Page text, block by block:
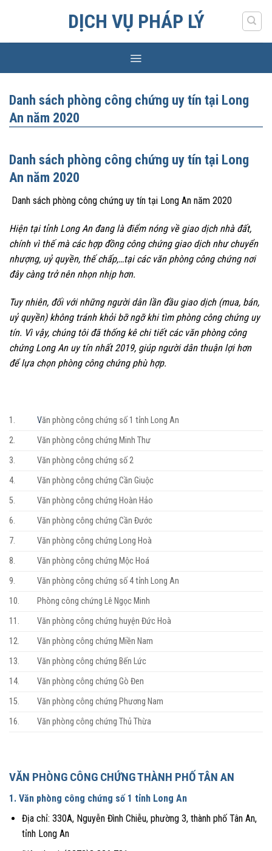
DỊCH VỤ PHÁP LÝ
Danh sách phòng công chứng uy tín tại Long
An năm 2020
Danh sách phòng công chứng uy tín tại Long
An năm 2020
Danh sách phòng công chứng uy tín tại Long An năm 2020
Hiện tại tỉnh Long An đang là điểm nóng về giao dịch nhà đất,
chính vì thế mà các hợp đồng công chứng giao dịch như chuyển
nhượng, uỷ quyền, thế chấp,…tại các văn phòng công chứng nơi
đây càng trở nên nhọn nhịp hơn.
Tuy nhiên, đối với những người dân lần đầu giao dịch (mua, bán,
uỷ quyền) không tránh khỏi bỡ ngỡ khi tìm phòng công chứng uy
tín. Vì vậy, chúng tôi đã thống kê chi tiết các văn phòng công
chứng Long An uy tín nhất 2019, giúp người dân thuận lợi hơn
để lựa chọn phòng công chứng phù hợp.
1. Văn phòng công chứng số 1 tỉnh Long An
2.
Văn phòng công chứng Minh Thư
3.
Văn phòng công chứng số 2
4.
Văn phòng công chứng Cần Giuộc
5.
Văn phòng công chứng Hoàn Hảo
6.
Văn phòng công chứng Cần Đước
7.
Văn phòng công chứng Long Hoà
8.
Văn phòng công chứng Mộc Hoá
9.
Văn phòng công chứng số 4 tỉnh Long An
10.
Phòng công chứng Lê Ngọc Minh
11.
Văn phòng công chứng huyện Đức Hoà
12.
Văn phòng công chứng Miền Nam
13.
Văn phòng công chứng Bến Lức
14.
Văn phòng công chứng Gò Đen
15.
Văn phòng công chứng Phương Nam
16.
Văn phòng công chứng Thủ Thừa
VĂN PHÒNG CÔNG CHỨNG THÀNH PHỐ TÂN AN
1. Văn phòng công chứng số 1 tỉnh Long An
Địa chỉ: 330A, Nguyễn Đình Chiễu, phường 3, thành phố Tân An,
tỉnh Long An